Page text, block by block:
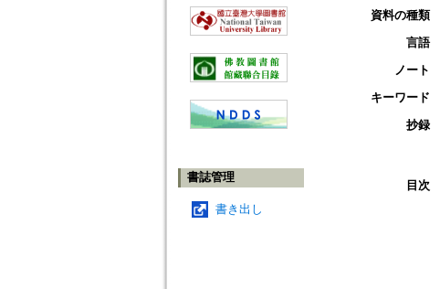
書誌管理
書き出し
資料の種類
言語
ノート
キーワード
抄録
目次